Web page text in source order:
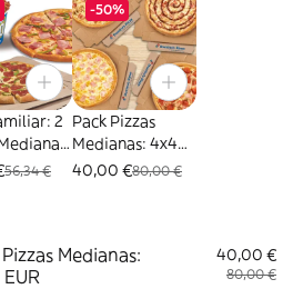
2
56,34 €
-50%
Pack Pizzas
Medianas: 4x40
EUR
40,00 €80,00 €
Medianas:
40,00 €
80,00 €